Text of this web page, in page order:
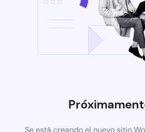
Se está creando el nuevo sitio